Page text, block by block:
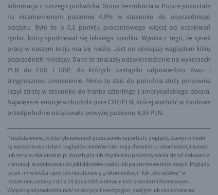
EUR/TRY
EUR/ZAR
GBP/USD
USD/CHF
GBP/CHF
informacja z naszego podwórka. Stopa bezrobocia w Polsce pozostała
na niezmienionym poziomie 4,9% w stosunku do poprzedniego
odczytu. Było to o 0,1 punktu procentowego więcej od oczekiwań
rynku, który spodziewał się lekkiego spadku. Wynika z tego, że rynek
pracy w naszym kraju ma się nieźle. Jest on silniejszy względem kilku
poprzednich miesięcy. Dane te znalazły odzwierciedlenie na wykresach
PLN do EUR i GBP, do których nastąpiło odpowiednio dwu- i
trzygroszowe umocnienie. Mimo to dziś do południa złoty ponownie
liczył straty w stosunku do franka szterlinga i amerykańskiego dolara.
Największe emocje wzbudziła para CHF/PLN, której wartość w środowe
przedpołudnie oscylowała powyżej poziomu 4,99 PLN.
Przedstawione, w dystrybuowanych przez serwis raportach, poglądy, oceny i wnioski
są wyrazem osobistych poglądów autorów i nie mają charakteru rekomendacji autora
lub serwisu Walutomat.pl do nabycia lub zbycia albo powstrzymania się od dokonania
transakcji w odniesieniu do jakichkolwiek walut lub papierów wartościowych. Poglądy
te jak i inne treści raportów nie stanowią „rekomendacji" lub „doradztwa" w
rozumieniu ustawy z dnia 29 lipca 2005 o obrocie instrumentami finansowymi.
Wyłączną odpowiedzialność za decyzje inwestycyjne, podjęte lub zaniechane na